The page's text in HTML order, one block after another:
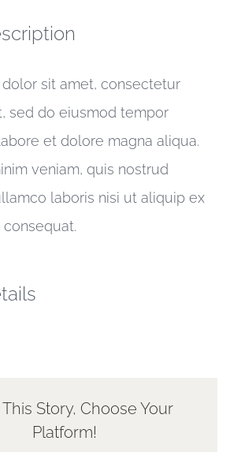
sit amet, consectetur
sed do eiusmod tempor
et dolore magna aliqua.
veniam, quis nostrud
laboris nisi ut aliquip ex
Story, Choose Your
Platform!